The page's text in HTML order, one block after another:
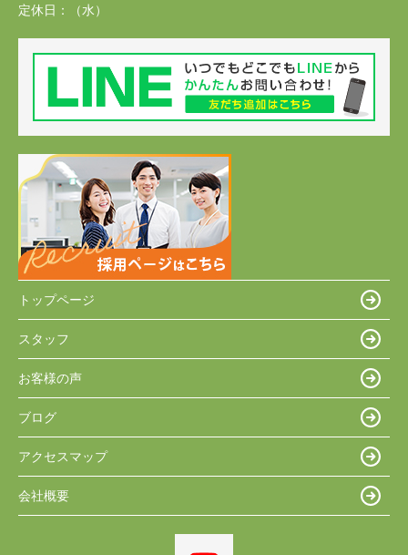
定休日：
（水）
トップページ
スタッフ
お客様の声
ブログ
アクセスマップ
会社概要